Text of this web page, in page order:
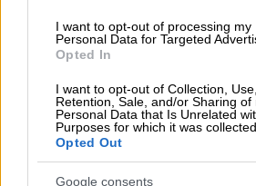
I want to opt-out of processing my
Personal Data for Targeted
Opted In
I want to opt-out of Collection, Use,
Retention, Sale, and/or Sharing of
Personal Data that Is Unrelated
Purposes for which it was collected.
Opted Out
Google consents